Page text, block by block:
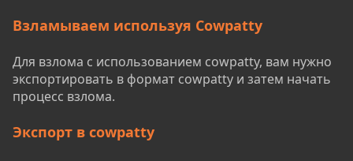
Взламываем используя Cowpatty
Для взлома с использованием cowpatty, вам нужно
экспортировать в формат cowpatty и затем начать
процесс взлома.
Экспорт в cowpatty